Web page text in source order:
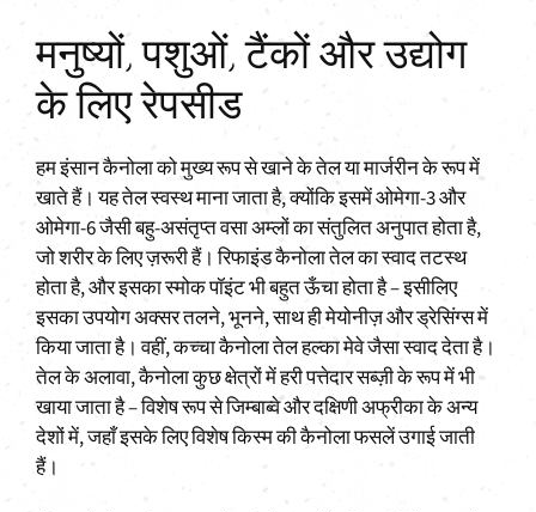
मनुष्यों, पशुओं, टैंकों और उद्योग
के लिए रेपसीड
हम इंसान कैनोला को मुख्य रूप से खाने के तेल या मार्जरीन के रूप में
खाते हैं। यह तेल स्वस्थ माना जाता है, क्योंकि इसमें ओमेगा-3 और
ओमेगा-6 जैसी बहु-असंतृप्त वसा अम्लों का संतुलित अनुपात होता है,
जो शरीर के लिए ज़रूरी हैं। रिफाइंड कैनोला तेल का स्वाद तटस्थ
होता है, और इसका स्मोक पॉइंट भी बहुत ऊँचा होता है – इसीलिए
इसका उपयोग अक्सर तलने, भूनने, साथ ही मेयोनीज़ और ड्रेसिंग्स में
किया जाता है। वहीं, कच्चा कैनोला तेल हल्का मेवे जैसा स्वाद देता है।
तेल के अलावा, कैनोला कुछ क्षेत्रों में हरी पत्तेदार सब्ज़ी के रूप में भी
खाया जाता है – विशेष रूप से जिम्बाब्वे और दक्षिणी अफ्रीका के अन्य
देशों में, जहाँ इसके लिए विशेष किस्म की कैनोला फसलें उगाई जाती
हैं।